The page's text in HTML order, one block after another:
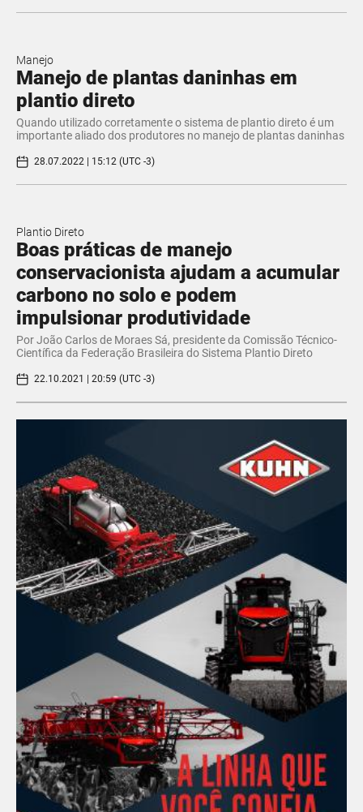
Manejo
Manejo de plantas daninhas em
plantio direto
Quando utilizado corretamente o sistema de plantio direto é um
importante aliado dos produtores no manejo de plantas daninhas
28.07.2022 | 15:12 (UTC -3)
Plantio Direto
Boas práticas de manejo
conservacionista ajudam a acumular
carbono no solo e podem
impulsionar produtividade
Por João Carlos de Moraes Sá, presidente da Comissão Técnico-
Científica da Federação Brasileira do Sistema Plantio Direto
22.10.2021 | 20:59 (UTC -3)